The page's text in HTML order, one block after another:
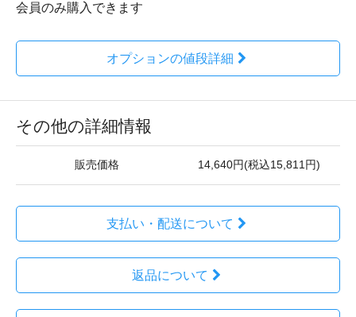
会員のみ購入できます
オプションの値段詳細
その他の詳細情報
販売価格 14,640円(税込15,811円)
支払い・配送について
返品について